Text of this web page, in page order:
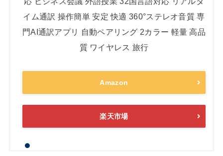
イム通訳 操作簡単 安定 快適 360°ステレオ音質 専
門AI通訳アプリ 自動ペアリング 2カラー 軽量 高品
質 ワイヤレス 旅行
Amazon
楽天市場